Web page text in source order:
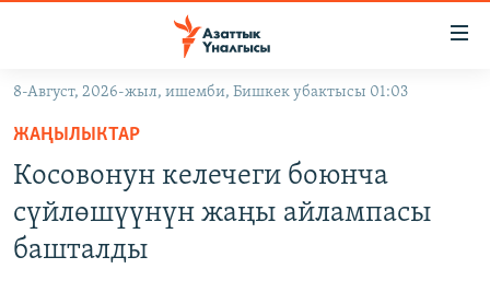
Навигацияга
өтүңүз
Издөөгө
салыңызКЫРГЫЗСТАН
УКРАИНА
8-Август, 2026-жыл, ишемби, Бишкек убактысы 01:03
ЖАҢЫЛЫКТАР
Косовонун келечеги боюнча
сүйлөшүүнүн жаңы айлампасы
башталды